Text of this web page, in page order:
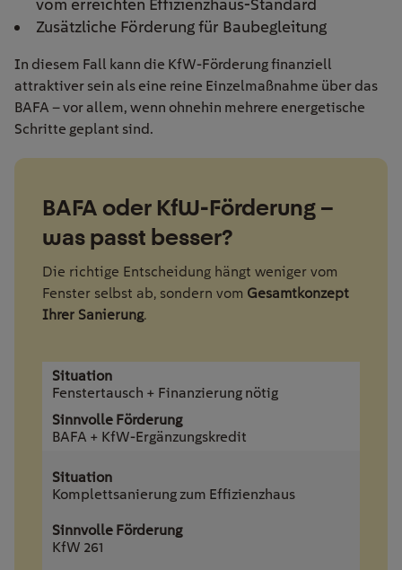
vom erreichten Effizienzhaus-Standard
Zusätzliche Förderung für Baubegleitung
In diesem Fall kann die KfW-Förderung finanziell
attraktiver sein als eine reine Einzelmaßnahme über das
BAFA – vor allem, wenn ohnehin mehrere energetische
Schritte geplant sind.
BAFA oder KfW-Förderung –
was passt besser?
Die richtige Entscheidung hängt weniger vom
Fenster selbst ab, sondern vom Gesamtkonzept
Ihrer Sanierung.
Fenstertausch + Finanzierung nötig
BAFA + KfW-Ergänzungskredit
Komplettsanierung zum Effizienzhaus
KfW 261